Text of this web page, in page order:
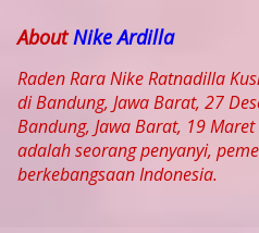
AboutNike Ardilla
Raden Rara Nike Ratnadilla
di Bandung, Jawa Barat, 27
Bandung, Jawa Barat, 19
adalah seorang penyanyi,
berkebangsaan Indonesia.